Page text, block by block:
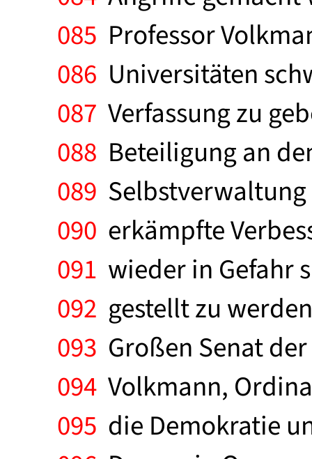
085 Professor
086 Universitäten
087 Verfassung zu
088 Beteiligung an
089
090 erkämpfte
091 wieder in Gefahr
092 gestellt zu
093 Großen Senat
094 Volkmann,
095 die Demokratie